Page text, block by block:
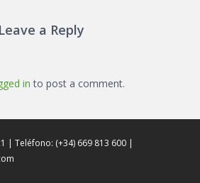
Leave a Reply
in to post a comment.
| Teléfono: (+34) 669 813 600 |